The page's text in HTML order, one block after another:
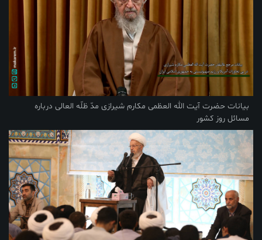
بیانات حضرت آیت الله العظمی مکارم شیرازی مدّ ظلّه العالی درباره
مسائل روز کشور